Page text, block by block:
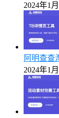
2024年1
阿明查查
2024年1